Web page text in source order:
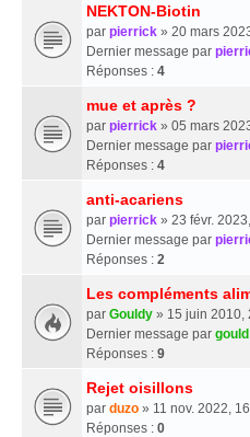
NEKTON-Biotin
par pierrick » 20 mars
Dernier message par
Réponses : 4
mue et après ?
par pierrick » 05 mars
Dernier message par
Réponses : 4
anti-acariens
par pierrick » 23 févr.
Dernier message par
Réponses : 2
Les compléments
par Gouldy » 15 juin 2010,
Dernier message par
Réponses : 9
Rejet oisillons
par duzo » 11 nov. 2022,
Réponses : 0